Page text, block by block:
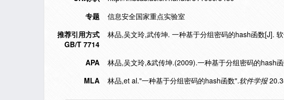
专题
信息安全国家重点实验室
推荐引用方式
GB/T 7714
林品,吴文玲,武传坤. 一种基于分组密码的hash函数[J].
APA 林品,吴文玲,&武传坤.(2009).一种基于分组密码的hash
MLA
林品,et al."一种基于分组密码的hash函数".软件学报